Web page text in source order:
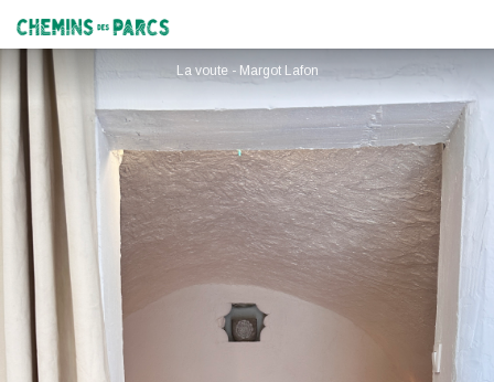
Chemins des Parcs
La voute - Margot Lafon